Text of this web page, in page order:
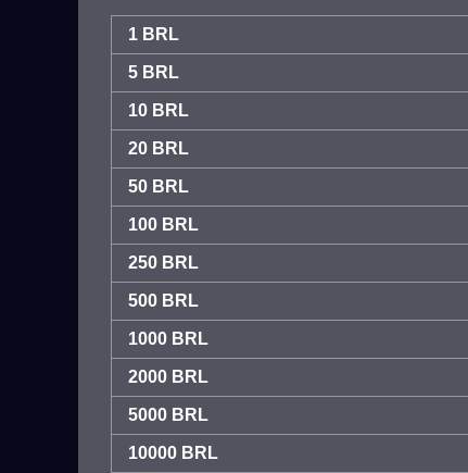
1 BRL
5 BRL
10 BRL
20 BRL
50 BRL
100 BRL
250 BRL
500 BRL
1000 BRL
2000 BRL
5000 BRL
10000 BRL